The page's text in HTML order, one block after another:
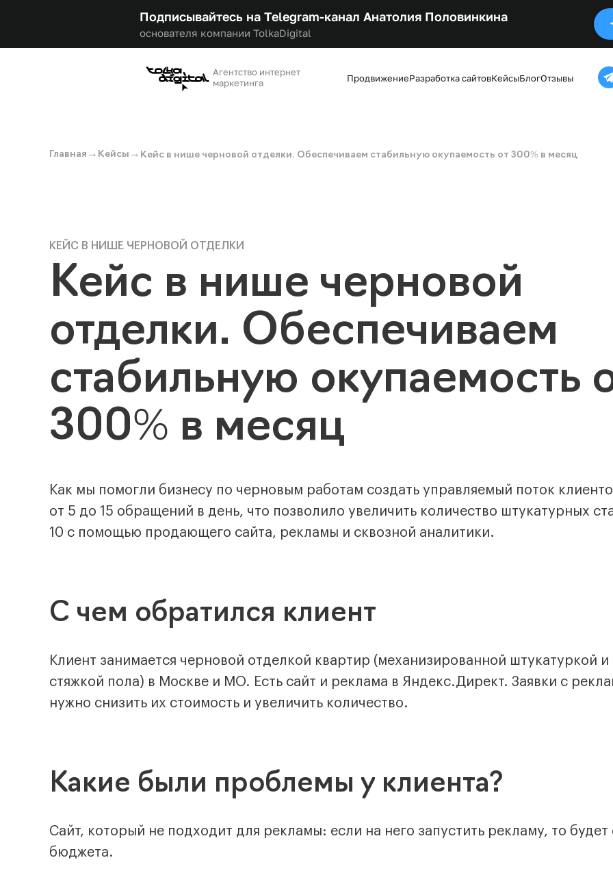
Подписывайтесь на Telegram-канал Анатолия Половинкина
основателя компании TolkaDigital
Агентство интернет
маркетинга
ПродвижениеРазработка сайтовКейсыБлогОтзывы
Главная → Кейсы → Кейс в нише черновой отделки. Обеспечиваем стабильную окупаемость от 300% в месяц
КЕЙС В НИШЕ ЧЕРНОВОЙ ОТДЕЛКИ
Кейс в нише черновой
отделки. Обеспечиваем
стабильную окупаемость
300% в месяц
Как мы помогли бизнесу по черновым работам создать управляемый поток
от 5 до 15 обращений в день, что позволило увеличить количество штукатурных
10 с помощью продающего сайта, рекламы и сквозной аналитики.
С чем обратился клиент
Клиент занимается черновой отделкой квартир (механизированной штукатуркой и
стяжкой пола) в Москве и МО. Есть сайт и реклама в Яндекс.Директ. Заявки с
нужно снизить их стоимость и увеличить количество.
Какие были проблемы у клиента?
Сайт, который не подходит для рекламы: если на него запустить рекламу, то будет
бюджета.